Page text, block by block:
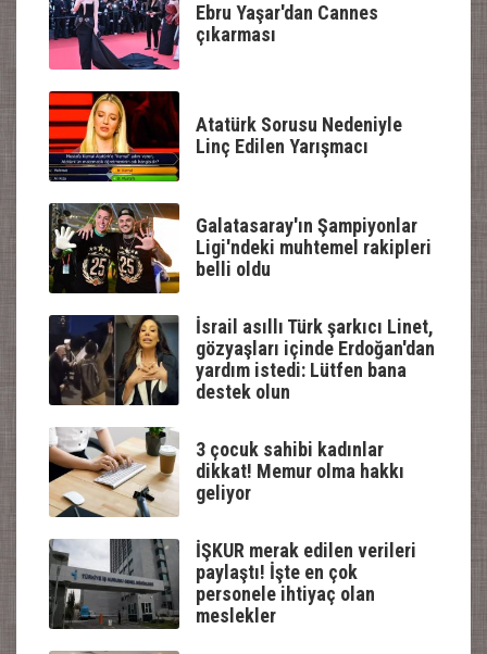
Ebru Yaşar'dan Cannes
çıkarması
Atatürk Sorusu Nedeniyle
Linç Edilen Yarışmacı
Galatasaray'ın Şampiyonlar
Ligi'ndeki muhtemel rakipleri
belli oldu
İsrail asıllı Türk şarkıcı Linet,
gözyaşları içinde Erdoğan'dan
yardım istedi: Lütfen bana
destek olun
3 çocuk sahibi kadınlar
dikkat! Memur olma hakkı
geliyor
İŞKUR merak edilen verileri
paylaştı! İşte en çok
personele ihtiyaç olan
meslekler